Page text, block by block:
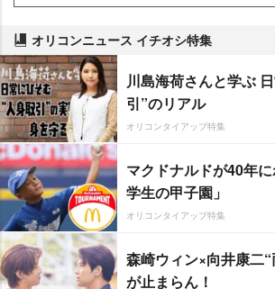
オリコンニュース イチオシ特集
川島海荷さんと学ぶ
引”のリアル
オリコンタイアップ特集
マクドナルドが40年
学生の甲子園」
オリコンタイアップ特集
森崎ウィン×向井康二
が止まらん！